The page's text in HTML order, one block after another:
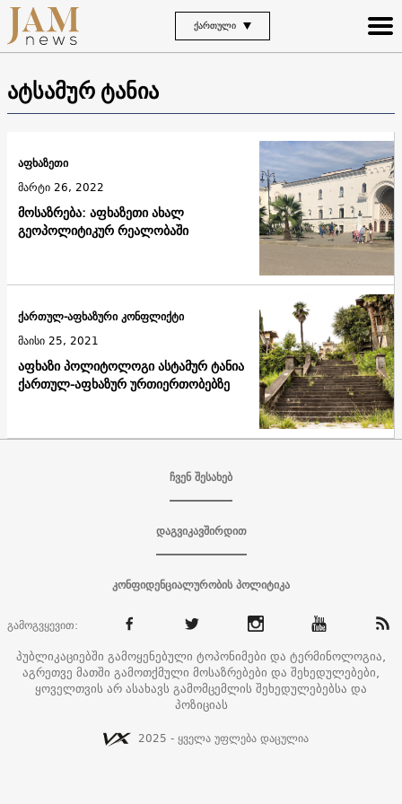
ᲥᲐᲠᲗᲣᲚᲘ
ატსამურ ტანია
მოსაზრება: აფხაზეთი ახალ
გეოპოლიტიკურ რეალობაში
აფხაზეთი
მარტი 26, 2022
აფხაზი პოლიტოლოგი ასტამურ ტანია
ქართულ-აფხაზურ ურთიერთობებზე
ქართულ-აფხაზური კონფლიქტი
მაისი 25, 2021
ჩვენ შესახებ
დაგვიკავშირდით
კონფიდენციალურობის პოლიტიკა
გამოგვყევით:
პუბლიკაციებში გამოყენებული ტოპონიმები და ტერმინოლოგია,
აგრეთვე მათში გამოთქმული მოსაზრებები და შეხედულებები,
ყოველთვის არ ასახავს გამომცემლის შეხედულებებსა და
პოზიციას
2025 - ყველა უფლება დაცულია